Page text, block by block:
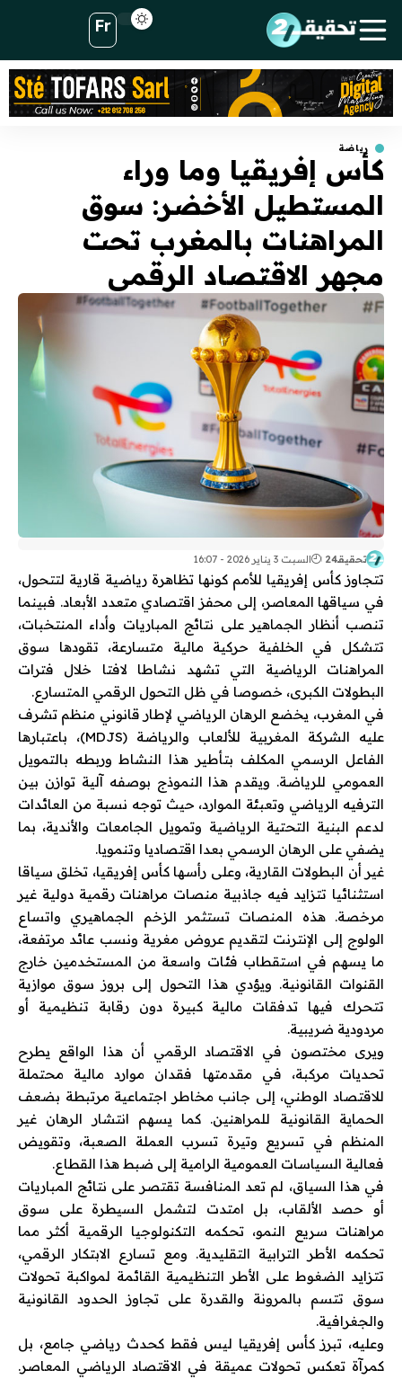
Fr
رياضة
كأس إفريقيا وما وراء
المستطيل الأخضر: سوق
المراهنات بالمغرب تحت
مجهر الاقتصاد الرقمي
تحقيقـ24 السبت 3 يناير 2026 - 16:07
تتجاوز كأس إفريقيا للأمم كونها تظاهرة رياضية قارية لتتحول،
في سياقها المعاصر، إلى محفز اقتصادي متعدد الأبعاد. فبينما
تنصب أنظار الجماهير على نتائج المباريات وأداء المنتخبات،
تتشكل في الخلفية حركية مالية متسارعة، تقودها سوق
المراهنات الرياضية التي تشهد نشاطا لافتا خلال فترات
البطولات الكبرى، خصوصا في ظل التحول الرقمي المتسارع.
في المغرب، يخضع الرهان الرياضي لإطار قانوني منظم تشرف
عليه الشركة المغربية للألعاب والرياضة (MDJS)، باعتبارها
الفاعل الرسمي المكلف بتأطير هذا النشاط وربطه بالتمويل
العمومي للرياضة. ويقدم هذا النموذج بوصفه آلية توازن بين
الترفيه الرياضي وتعبئة الموارد، حيث توجه نسبة من العائدات
لدعم البنية التحتية الرياضية وتمويل الجامعات والأندية، بما
يضفي على الرهان الرسمي بعدا اقتصاديا وتنمويا.
غير أن البطولات القارية، وعلى رأسها كأس إفريقيا، تخلق سياقا
استثنائيا تتزايد فيه جاذبية منصات مراهنات رقمية دولية غير
مرخصة. هذه المنصات تستثمر الزخم الجماهيري واتساع
الولوج إلى الإنترنت لتقديم عروض مغرية ونسب عائد مرتفعة،
ما يسهم في استقطاب فئات واسعة من المستخدمين خارج
القنوات القانونية. ويؤدي هذا التحول إلى بروز سوق موازية
تتحرك فيها تدفقات مالية كبيرة دون رقابة تنظيمية أو
مردودية ضريبية.
ويرى مختصون في الاقتصاد الرقمي أن هذا الواقع يطرح
تحديات مركبة، في مقدمتها فقدان موارد مالية محتملة
للاقتصاد الوطني، إلى جانب مخاطر اجتماعية مرتبطة بضعف
الحماية القانونية للمراهنين. كما يسهم انتشار الرهان غير
المنظم في تسريع وتيرة تسرب العملة الصعبة، وتقويض
فعالية السياسات العمومية الرامية إلى ضبط هذا القطاع.
في هذا السياق، لم تعد المنافسة تقتصر على نتائج المباريات
أو حصد الألقاب، بل امتدت لتشمل السيطرة على سوق
مراهنات سريع النمو، تحكمه التكنولوجيا الرقمية أكثر مما
تحكمه الأطر الترابية التقليدية. ومع تسارع الابتكار الرقمي،
تتزايد الضغوط على الأطر التنظيمية القائمة لمواكبة تحولات
سوق تتسم بالمرونة والقدرة على تجاوز الحدود القانونية
والجغرافية.
وعليه، تبرز كأس إفريقيا ليس فقط كحدث رياضي جامع، بل
كمرآة تعكس تحولات عميقة في الاقتصاد الرياضي المعاصر.